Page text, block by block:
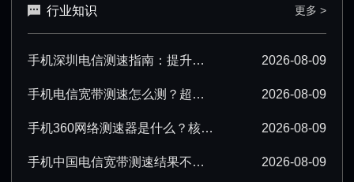
行业知识 更多 >
手机深圳电信测速指南：提升测速准确性技巧汇总 2026-08-09
手机电信宽带测速怎么测？超详细操作步骤分享 2026-08-09
手机360网络测速器是什么？核心功能与使用场景解析 2026-08-09
手机中国电信宽带测速结果不准确该怎么办？ 2026-08-09